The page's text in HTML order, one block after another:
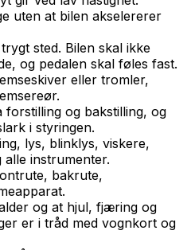
uten at bilen akselererer
sted. Bilen skal ikke
og pedalen skal føles fast.
eller tromler,
og bakstilling, og
i styringen.
lys, blinklys, viskere,
instrumenter.
bakrute,
og at hjul, fjæring og
er i tråd med vognkort og